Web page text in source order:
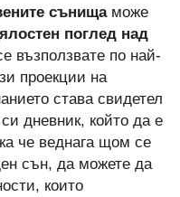
сънищаможе
поглед над
възползвате по най-
проекции на
става свидетел
дневник, който да е
че веднага щом се
сън, да можете да
които